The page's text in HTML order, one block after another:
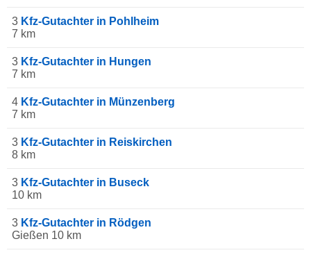
3 Kfz-Gutachter in Pohlheim
7 km
3 Kfz-Gutachter in Hungen
7 km
4 Kfz-Gutachter in Münzenberg
7 km
3 Kfz-Gutachter in Reiskirchen
8 km
3 Kfz-Gutachter in Buseck
10 km
3 Kfz-Gutachter in Rödgen
Gießen 10 km